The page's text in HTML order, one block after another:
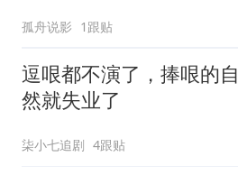
孤舟说影 1跟贴
逗哏都不演了，捧哏的自
然就失业了
柒小七追剧 4跟贴